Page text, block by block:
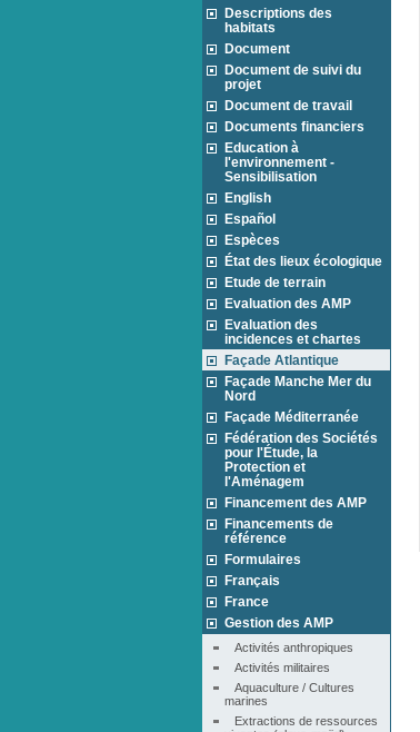
Descriptions des
habitats
Document
Document de suivi du
projet
Document de travail
Documents financiers
Education à
l'environnement -
Sensibilisation
English
Español
Espèces
État des lieux écologique
Etude de terrain
Evaluation des AMP
Evaluation des
incidences et chartes
Façade Atlantique
Façade Manche Mer du
Nord
Façade Méditerranée
Fédération des Sociétés
pour l'Étude, la
Protection et
l'Aménagem
Financement des AMP
Financements de
référence
Formulaires
Français
France
Gestion des AMP
Activités anthropiques
Activités militaires
Aquaculture / Cultures
marines
Extractions de ressources